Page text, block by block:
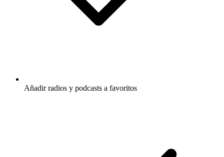
Añadir radios y podcasts a favoritos